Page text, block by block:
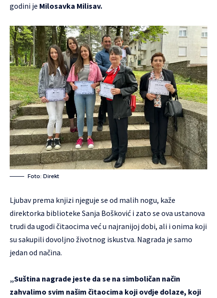
godini je Milosavka Milisav.
Foto: Direkt
Ljubav prema knjizi njeguje se od malih nogu, kaže
direktorka biblioteke Sanja Bošković i zato se ova ustanova
trudi da ugodi čitaocima već u najranijoj dobi, ali i onima koji
su sakupili dovoljno životnog iskustva. Nagrada je samo
jedan od načina.
„Suština nagrade jeste da se na simboličan način
zahvalimo svim našim čitaocima koji ovdje dolaze, koji